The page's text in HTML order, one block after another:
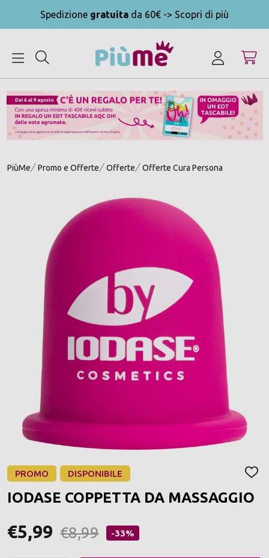
Spedizione gratuita da 60€ -> Scopri di più
PiùMe Promo e Offerte Offerte Offerte Cura Persona
PROMO DISPONIBILE
DEI
IODASE COPPETTA DA MASSAGGIO
€5,99 €8,99 -33%